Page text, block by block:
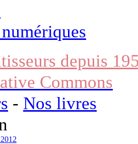
depuis
Commons
- Nos livres